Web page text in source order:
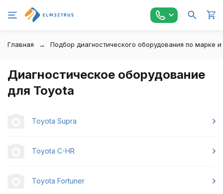
Главная Подбор диагностического оборудования по марке
Диагностическое оборудование
для Toyota
Toyota Supra
Toyota C-HR
Toyota Fortuner